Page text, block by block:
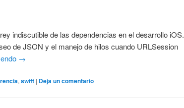
indiscutible de las dependencias en el desarrollo iOS.
de JSON y el manejo de hilos cuando URLSession
→
,swift | Deja un comentario